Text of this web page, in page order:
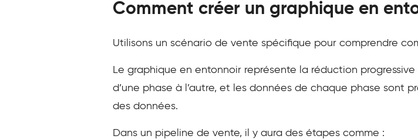
Comment créer un graphique en
Utilisons un scénario de vente spécifique pour comprendre
Le graphique en entonnoir représente la réduction
d’une phase à l’autre, et les données de chaque phase sont
des données.
Dans un pipeline de vente, il y aura des étapes comme :